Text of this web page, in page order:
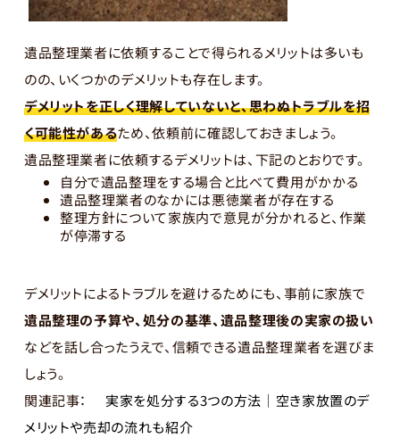
遺品整理業者に依頼することで得られるメリットは多いも
のの、いくつかのデメリットも存在します。
デメリットを正しく理解していないと、思わぬトラブルを招
く可能性があるため、依頼前に確認しておきましょう。
遺品整理業者に依頼するデメリットは、下記のとおりです。
自分で遺品整理をする場合と比べて費用がかかる
遺品整理業者のなかには悪徳業者が存在する
整理方針について家族内で意見が分かれると、作業
が停滞する
デメリットによるトラブルを避けるためにも、事前に家族で
遺品整理の予算や、処分の基準、遺品整理後の実家の扱い
などを話し合ったうえで、信頼できる遺品整理業者を選びま
しょう。
関連記事：
実家を処分する3つの方法｜空き家放置のデ
メリットや売却の流れも紹介